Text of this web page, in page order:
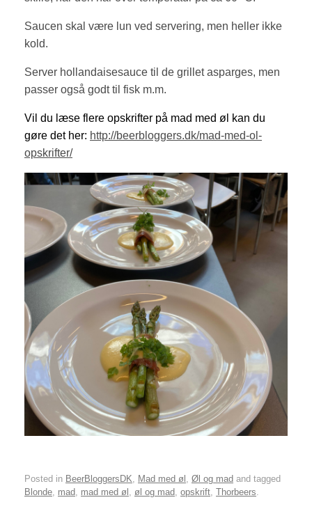
Saucen skal være lun ved servering, men heller ikke
kold.
Server hollandaisesauce til de grillet asparges, men
passer også godt til fisk m.m.
Vil du læse flere opskrifter på mad med øl kan du
gøre det her: http://beerbloggers.dk/mad-med-ol-
opskrifter/
Posted in BeerBloggersDK Mad med øl Øl og mad and tagged
Blonde mad mad med øl øl og mad opskrift Thorbeers